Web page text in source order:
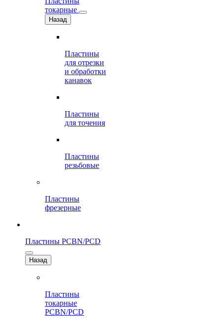
токарные
Назад
Пластины
для отрезки
и обработки
канавок
Пластины
для точения
Пластины
резьбовые
Пластины
фрезерные
Пластины PCBN/PCD
Назад
Пластины
токарные
PCBN/PCD